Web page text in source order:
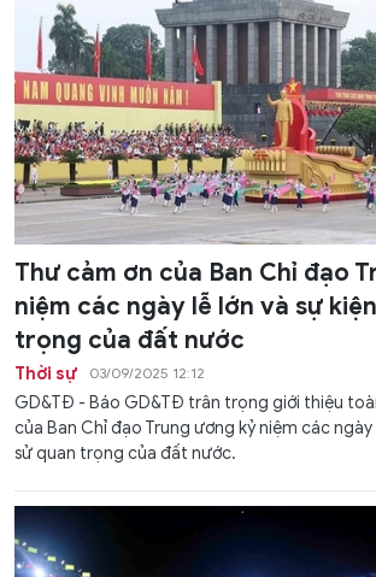
Thư cảm ơn của Ban Chỉ đạo
niệm các ngày lễ lớn và sự
trọng của đất nước
Thời sự 03/09/2025 12:12
GD&TĐ - Báo GD&TĐ trân trọng giới thiệu
của Ban Chỉ đạo Trung ương kỷ niệm các ngày
sử quan trọng của đất nước.